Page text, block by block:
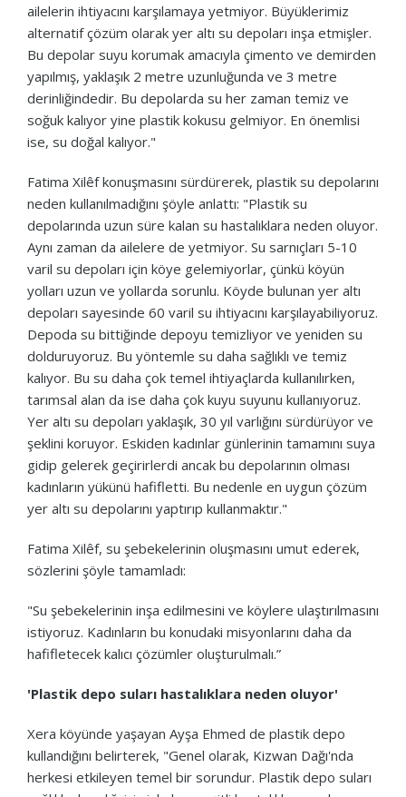
ailelerin ihtiyacını karşılamaya yetmiyor. Büyüklerimiz
alternatif çözüm olarak yer altı su depoları inşa etmişler.
Bu depolar suyu korumak amacıyla çimento ve demirden
yapılmış, yaklaşık 2 metre uzunluğunda ve 3 metre
derinliğindedir. Bu depolarda su her zaman temiz ve
soğuk kalıyor yine plastik kokusu gelmiyor. En önemlisi
ise, su doğal kalıyor."
Fatima Xilêf konuşmasını sürdürerek, plastik su depolarını
neden kullanılmadığını şöyle anlattı: "Plastik su
depolarında uzun süre kalan su hastalıklara neden oluyor.
Aynı zaman da ailelere de yetmiyor. Su sarnıçları 5-10
varil su depoları için köye gelemiyorlar, çünkü köyün
yolları uzun ve yollarda sorunlu. Köyde bulunan yer altı
depoları sayesinde 60 varil su ihtiyacını karşılayabiliyoruz.
Depoda su bittiğinde depoyu temizliyor ve yeniden su
dolduruyoruz. Bu yöntemle su daha sağlıklı ve temiz
kalıyor. Bu su daha çok temel ihtiyaçlarda kullanılırken,
tarımsal alan da ise daha çok kuyu suyunu kullanıyoruz.
Yer altı su depoları yaklaşık, 30 yıl varlığını sürdürüyor ve
şeklini koruyor. Eskiden kadınlar günlerinin tamamını suya
gidip gelerek geçirirlerdi ancak bu depolarının olması
kadınların yükünü hafifletti. Bu nedenle en uygun çözüm
yer altı su depolarını yaptırıp kullanmaktır."
Fatima Xilêf, su şebekelerinin oluşmasını umut ederek,
sözlerini şöyle tamamladı:
"Su şebekelerinin inşa edilmesini ve köylere ulaştırılmasını
istiyoruz. Kadınların bu konudaki misyonlarını daha da
hafifletecek kalıcı çözümler oluşturulmalı.”
'Plastik depo suları hastalıklara neden oluyor'
Xera köyünde yaşayan Ayşa Ehmed de plastik depo
kullandığını belirterek, "Genel olarak, Kizwan Dağı'nda
herkesi etkileyen temel bir sorundur. Plastik depo suları